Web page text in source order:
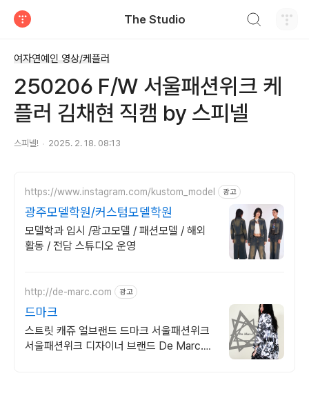
The Studio
여자연예인 영상/케플러
250206 F/W 서울패션위크 케
플러 김채현 직캠 by 스피넬
스피넬! 2025. 2. 18. 08:13
https://www.instagram.com/kustom_model 광고
광주모델학원/커스텀모델학원
모델학과 입시 /광고모델 / 패션모델 / 해외
활동 / 전담 스튜디오 운영
http://de-marc.com 광고
드마크
스트릿 캐쥬 얼브랜드 드마크 서울패션위크
서울패션위크 디자이너 브랜드 De Marc.